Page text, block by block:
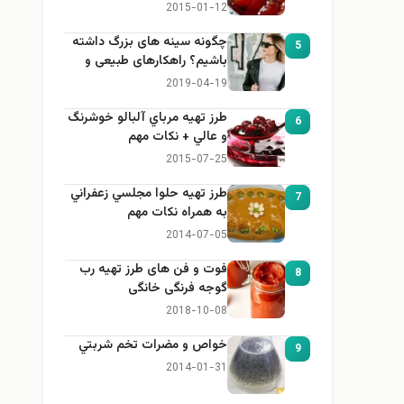
2015-01-12
5
چگونه سینه های بزرگ داشته
باشیم؟ راهکارهای طبیعی و
خانگی برای بزرگ کردن سینه
2019-04-19
6
طرز تهيه مرباي آلبالو خوشرنگ
و عالي + نكات مهم
2015-07-25
7
طرز تهيه حلوا مجلسي زعفراني
به همراه نكات مهم
2014-07-05
8
فوت و فن های طرز تهیه رب
گوجه فرنگی خانگی
2018-10-08
9 خواص و مضرات تخم شربتي
2014-01-31